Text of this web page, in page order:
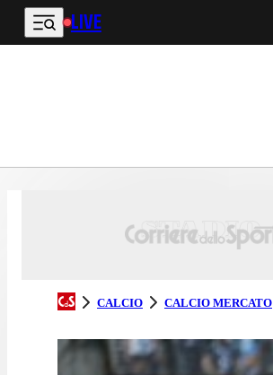
Vai al contenuto principale
LIVE
CALCIO CALCIO MERCATO